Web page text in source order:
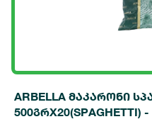
ARBELLA მაკარონი
500გრX20(SPAGHETTI) -